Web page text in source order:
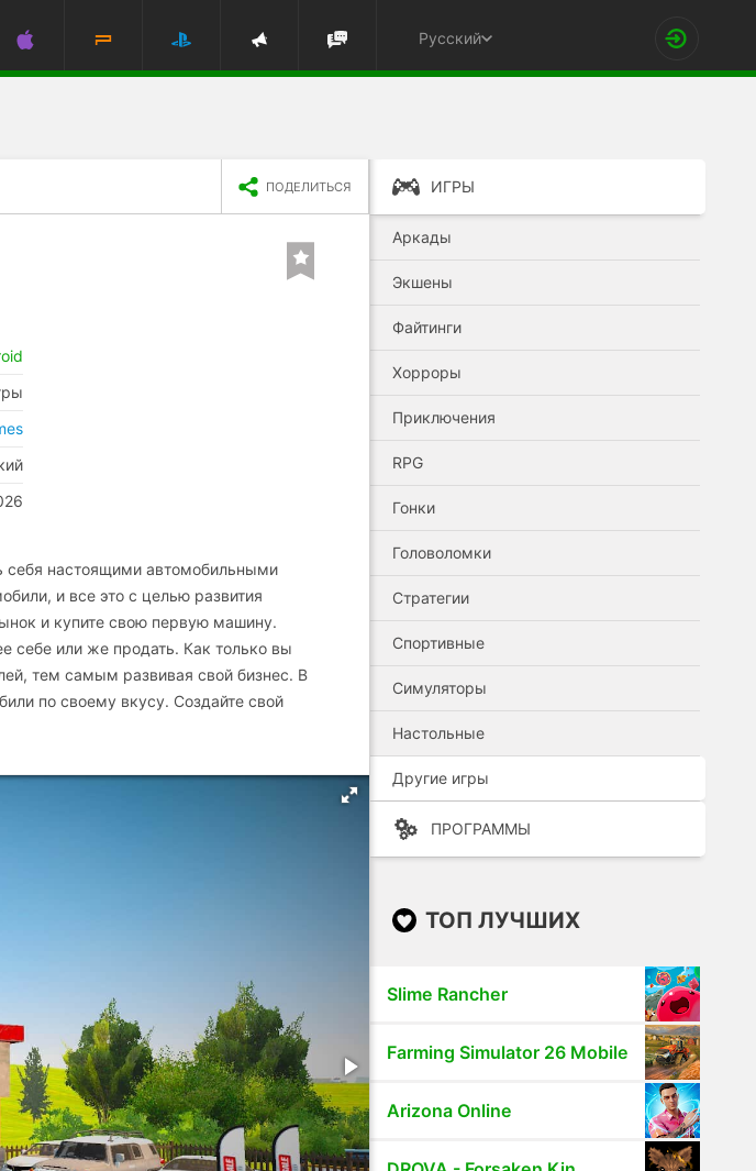
Русский
ПОДЕЛИТЬСЯ
себя настоящими автомобильными
и все это с целью развития
и купите свою первую машину.
себе или же продать. Как только вы
тем самым развивая свой бизнес. В
по своему вкусу. Создайте свой
ИГРЫ
Аркады
Экшены
Файтинги
Хорроры
Приключения
RPG
Гонки
Головоломки
Стратегии
Спортивные
Симуляторы
Настольные
Другие игры
ПРОГРАММЫ
ТОП ЛУЧШИХ
Slime Rancher
Farming Simulator 26 Mobile
Arizona Online